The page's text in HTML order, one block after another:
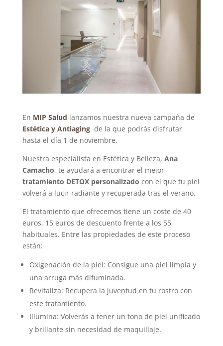
En MIP Salud lanzamos nuestra nueva campaña de
Estética y Antiaging de la que podrás disfrutar
hasta el día 1 de noviembre.
Nuestra especialista en Estética y Belleza, Ana
Camacho, te ayudará a encontrar el mejor
tratamiento DETOX personalizado con el que tu piel
volverá a lucir radiante y recuperada tras el verano.
El tratamiento que ofrecemos tiene un coste de 40
euros, 15 euros de descuento frente a los 55
habituales. Entre las propiedades de este proceso
están:
Oxigenación de la piel: Consigue una piel limpia y
una arruga más difuminada.
Revitaliza: Recupera la juventud en tu rostro con
este tratamiento.
Illumina: Volverás a tener un tono de piel unificado
y brillante sin necesidad de maquillaje.